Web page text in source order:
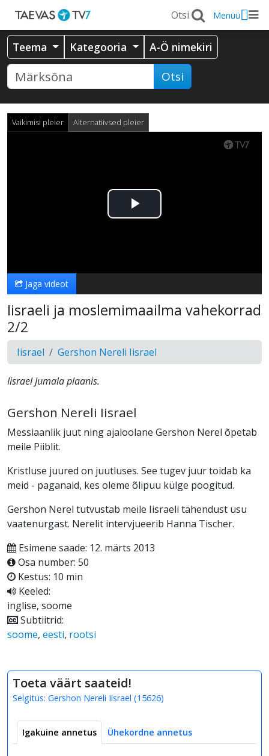
Menüü
Teema Kategooria A-Ö nimekiri
Otsi
Vaikimisi pleier Alternatiivsed pleier
Esita
Jaga videot
Iisraeli ja moslemimaailma vahekorrad
2/2
Iisrael Gershon Nereli Iisrael
Iisrael Jumala plaanis.
Gershon Nereli Iisrael
Messiaanlik juut ning ajaloolane Gershon Nerel õpetab
meile Piiblit.
Kristluse juured on juutluses. See tugev juur toidab ka
meid - paganaid, kes oleme õlipuu külge poogitud.
Gershon Nerel tutvustab meile Iisraeli tähendust usu
vaatenurgast. Nerelit intervjueerib Hanna Tischer.
Esimene saade: 12. märts 2013
Osa number: 50
Kestus: 10 min
Keeled:
inglise, soome
Subtiitrid:
soome, eesti, rootsi
Toeta väärt saateid!
Selgitus: Gershon Nereli Iisrael (15626)
Igakuine annetus Ühekordne annetus